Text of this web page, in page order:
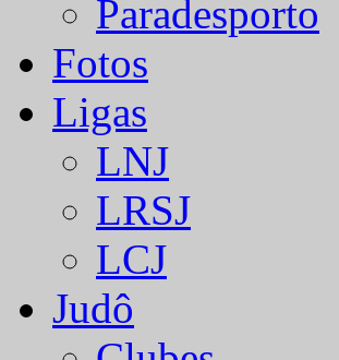
Paradesporto
Fotos
Ligas
LNJ
LRSJ
LCJ
Judô